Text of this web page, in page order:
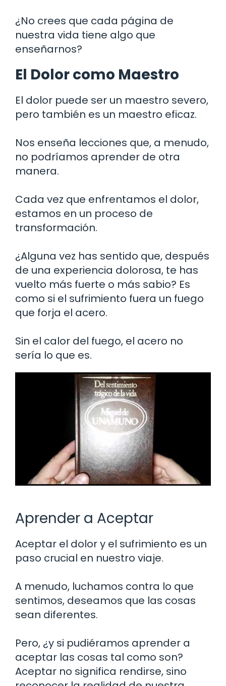
¿No crees que cada página de
nuestra vida tiene algo que
enseñarnos?
El Dolor como Maestro
El dolor puede ser un maestro severo,
pero también es un maestro eficaz.
Nos enseña lecciones que, a menudo,
no podríamos aprender de otra
manera.
Cada vez que enfrentamos el dolor,
estamos en un proceso de
transformación.
¿Alguna vez has sentido que, después
de una experiencia dolorosa, te has
vuelto más fuerte o más sabio? Es
como si el sufrimiento fuera un fuego
que forja el acero.
Sin el calor del fuego, el acero no
sería lo que es.
Aprender a Aceptar
Aceptar el dolor y el sufrimiento es un
paso crucial en nuestro viaje.
A menudo, luchamos contra lo que
sentimos, deseamos que las cosas
sean diferentes.
Pero, ¿y si pudiéramos aprender a
aceptar las cosas tal como son?
Aceptar no significa rendirse, sino